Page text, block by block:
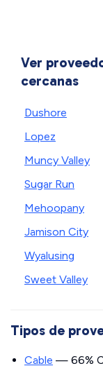
Ver
cercanas
Dushore
Lopez
Muncy Valley
Sugar Run
Mehoopany
Jamison City
Wyalusing
Sweet Valley
Tipos de
Cable — 66%